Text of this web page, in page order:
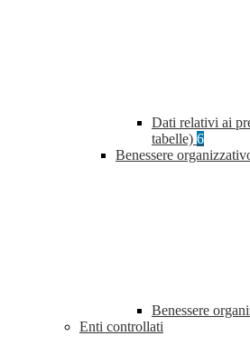
Dati relativi ai
tabelle) 6
Benessere
Benessere
Enti controllati